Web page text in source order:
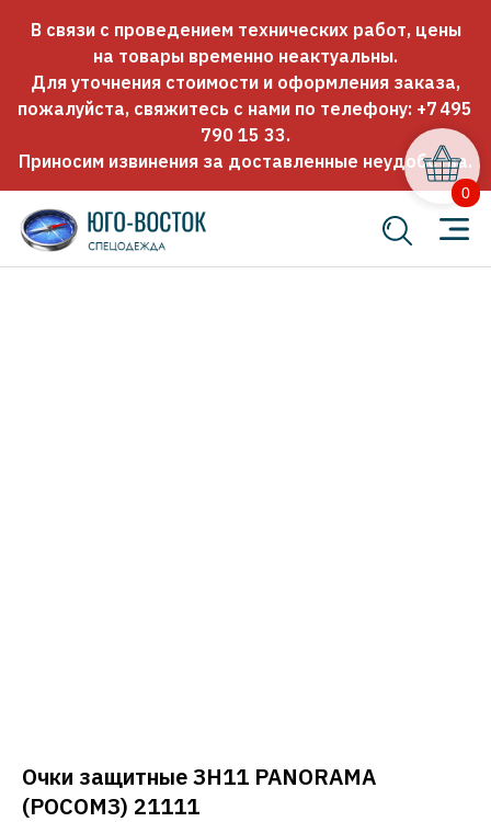
В связи с проведением технических работ, цены
на товары временно неактуальны.
Для уточнения стоимости и оформления заказа,
пожалуйста, свяжитесь с нами по телефону: +7 495
790 15 33.
Приносим извинения за доставленные неудобства.
Очки защитные ЗН11 PANORAMA
(РОСОМЗ) 21111
0